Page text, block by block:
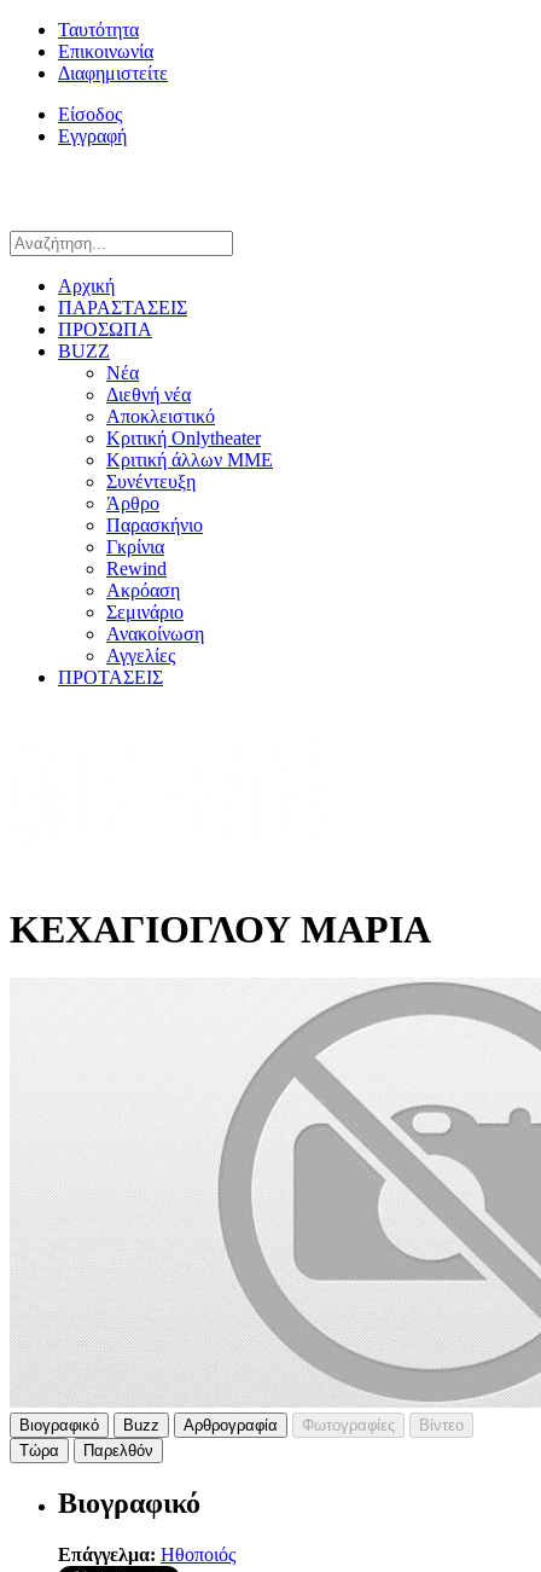
Ταυτότητα
Επικοινωνία
Διαφημιστείτε
Είσοδος
Εγγραφή
Αρχική
ΠΑΡΑΣΤΑΣΕΙΣ
ΠΡΟΣΩΠΑ
BUZZ
Νέα
Διεθνή νέα
Αποκλειστικό
Κριτική Onlytheater
Κριτική άλλων ΜΜΕ
Συνέντευξη
Άρθρο
Παρασκήνιο
Γκρίνια
Rewind
Ακρόαση
Σεμινάριο
Ανακοίνωση
Αγγελίες
ΠΡΟΤΑΣΕΙΣ
ΚΕΧΑΓΙΟΓΛΟΥ ΜΑΡΙΑ
Βιογραφικό Buzz Αρθρογραφία Φωτογραφίες
Βίντεο
Τώρα
Παρελθόν
Βιογραφικό
Επάγγελμα: Ηθοποιός